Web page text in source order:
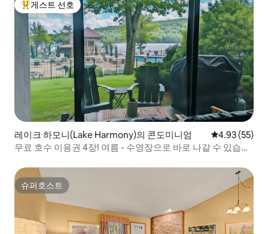
상위 게스트 선호
게스트 선호
레이크 하모니(Lake Harmony)의 콘도미니엄 평점 4.93점(5
4.93 (55)
무료 호수 이용권 4장! 여름 - 수영장으로 바로 나갈 수 있습니
슈퍼호스트
슈퍼호스트